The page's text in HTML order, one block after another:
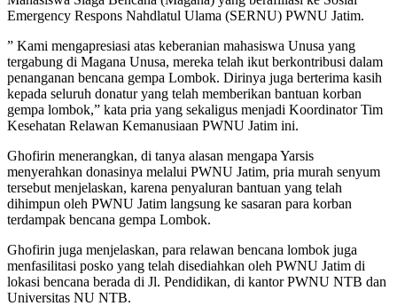
Emergency Respons Nahdlatul Ulama (SERNU) PWNU Jatim.
” Kami mengapresiasi atas keberanian mahasiswa Unusa yang
tergabung di Magana Unusa, mereka telah ikut berkontribusi dalam
penanganan bencana gempa Lombok. Dirinya juga berterima kasih
kepada seluruh donatur yang telah memberikan bantuan korban
gempa lombok,” kata pria yang sekaligus menjadi Koordinator Tim
Kesehatan Relawan Kemanusiaan PWNU Jatim ini.
Ghofirin menerangkan, di tanya alasan mengapa Yarsis
menyerahkan donasinya melalui PWNU Jatim, pria murah senyum
tersebut menjelaskan, karena penyaluran bantuan yang telah
dihimpun oleh PWNU Jatim langsung ke sasaran para korban
terdampak bencana gempa Lombok.
Ghofirin juga menjelaskan, para relawan bencana lombok juga
menfasilitasi posko yang telah disediahkan oleh PWNU Jatim di
lokasi bencana berada di Jl. Pendidikan, di kantor PWNU NTB dan
Universitas NU NTB.